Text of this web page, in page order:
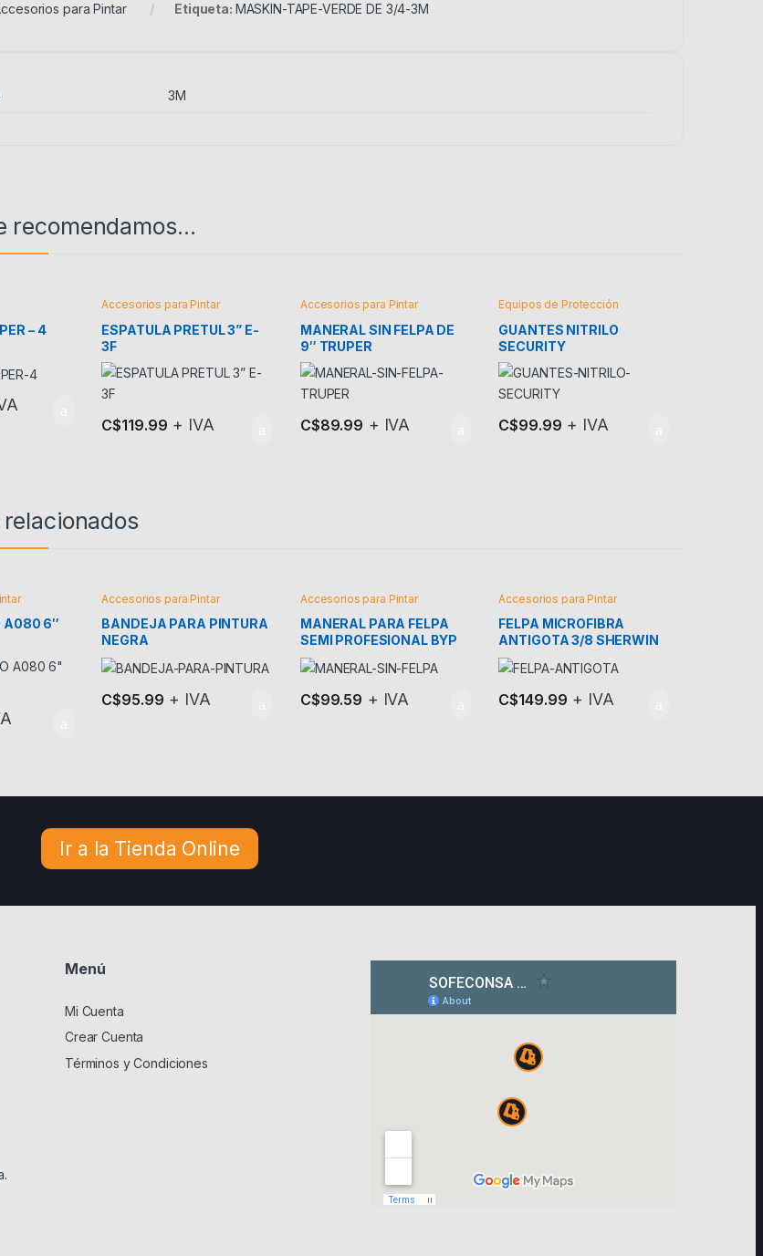
para Pintar Etiqueta: MASKIN-TAPE-VERDE DE 3/4-3M
3M
recomendamos…
– 4
Accesorios para Pintar
ESPATULA PRETUL 3” E-
3F
C$119.99 + IVA
Accesorios para Pintar
MANERAL SIN FELPA DE
9″ TRUPER
C$89.99 + IVA
Equipos de Protección
GUANTES NITRILO
SECURITY
C$99.99 + IVA
A080 6″
Accesorios para Pintar
BANDEJA PARA PINTURA
NEGRA
C$95.99 + IVA
Accesorios para Pintar
MANERAL PARA FELPA
SEMI PROFESIONAL BYP
C$99.59 + IVA
Accesorios para Pintar
FELPA MICROFIBRA
ANTIGOTA 3/8 SHERWIN
WILLIANS
C$149.99 + IVA
Ir a la Tienda Online
Menú
Mi Cuenta
Crear Cuenta
Términos y Condiciones